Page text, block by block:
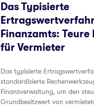
Das Typisierte
Finanzamts:
für Vermieter
Das typisierte
standardisierte
Finanzverwaltung, um den
Grundbesitzwert von